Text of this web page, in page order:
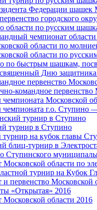
Федерации шашек
городского
области по русским
чемпионат
области по
области по
по быстрым шашкам,
Дню защитника
первенство
командное первенство
чемпионата Московской
чемпионата г.о. Ступино
турнир в Ступино
турнир в Ступино
турнир на кубок главы
блиц-турнир в
Ступинского
области по
турнир на Кубок
первенство Московской
«Открытая» 2016
Московской области 2016